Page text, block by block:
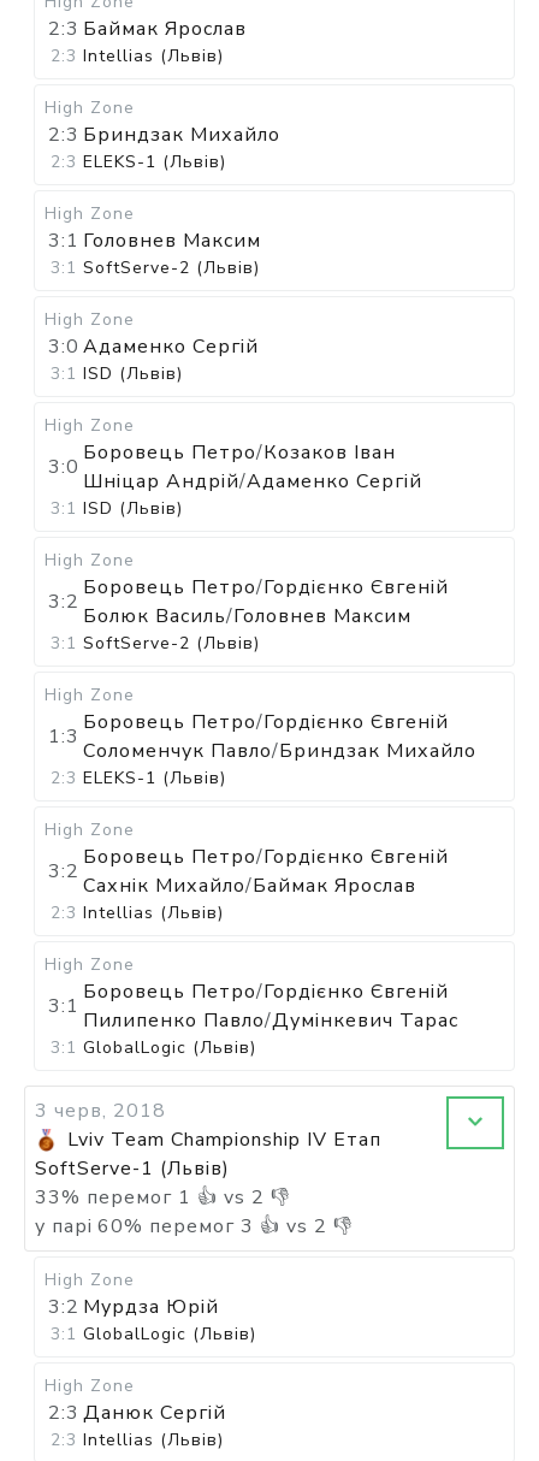
2:3 Баймак Ярослав
2:3 Intellias (Львів)
High Zone
2:3 Бриндзак Михайло
2:3 ELEKS-1 (Львів)
High Zone
3:1 Головнев Максим
3:1 SoftServe-2 (Львів)
High Zone
3:0 Адаменко Сергій
3:1 ISD (Львів)
High Zone
3:0
Боровець Петро/Козаков Іван
Шніцар Андрій/Адаменко Сергій
3:1 ISD (Львів)
High Zone
3:2
Боровець Петро/Гордієнко Євгеній
Болюк Василь/Головнев Максим
3:1 SoftServe-2 (Львів)
High Zone
1:3
Боровець Петро/Гордієнко Євгеній
Соломенчук Павло/Бриндзак Михайло
2:3 ELEKS-1 (Львів)
High Zone
3:2
Боровець Петро/Гордієнко Євгеній
Сахнік Михайло/Баймак Ярослав
2:3 Intellias (Львів)
High Zone
3:1
Боровець Петро/Гордієнко Євгеній
Пилипенко Павло/Думінкевич Тарас
3:1 GlobalLogic (Львів)
3 черв, 2018
Lviv Team Championship IV Етап
SoftServe-1 (Львів)
33% перемог 1 👍 vs 2 👎
у парі 60% перемог 3 👍 vs 2 👎
High Zone
3:2 Мурдза Юрій
3:1 GlobalLogic (Львів)
High Zone
2:3 Данюк Сергій
2:3 Intellias (Львів)